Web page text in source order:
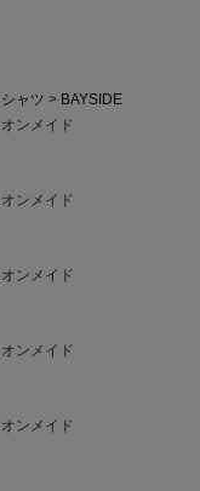
ャツ
BAYSIDE
ンメイド
ンメイド
ンメイド
ンメイド
ンメイド